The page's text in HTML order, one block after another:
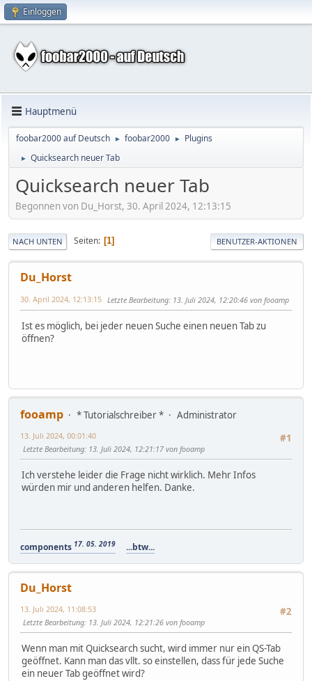
Einloggen
Hauptmenü
foobar2000 auf Deutsch ► foobar2000 ► Plugins
► Quicksearch neuer Tab
Quicksearch neuer Tab
Begonnen von Du_Horst, 30. April 2024, 12:13:15
NACH UNTEN Seiten 1 BENUTZER-AKTIONEN
Du_Horst
30. April 2024, 12:13:15 Letzte Bearbeitung: 13. Juli 2024, 12:20:46 von fooamp
Ist es möglich, bei jeder neuen Suche einen neuen Tab zu
öffnen?
fooamp * Tutorialschreiber *
Administrator
#1
13. Juli 2024, 00:01:40
Letzte Bearbeitung: 13. Juli 2024, 12:21:17 von fooamp
Ich verstehe leider die Frage nicht wirklich. Mehr Infos
würden mir und anderen helfen. Danke.
components 17. 05. 2019 ...btw...
Du_Horst
#2
13. Juli 2024, 11:08:53
Letzte Bearbeitung: 13. Juli 2024, 12:21:26 von fooamp
Wenn man mit Quicksearch sucht, wird immer nur ein QS-Tab
geöffnet. Kann man das vllt. so einstellen, dass für jede Suche
ein neuer Tab geöffnet wird?